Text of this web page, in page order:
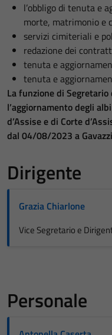
l’obbligo di tenuta e
morte, matrimonio e
servizi cimiteriali e
redazione dei
tenuta e
tenuta e
La funzione di
l’aggiornamento degli
d’Assise e di Corte
dal 04/08/2023 a
Dirigente
Grazia Chiarlone
Vice Segretario e
Personale